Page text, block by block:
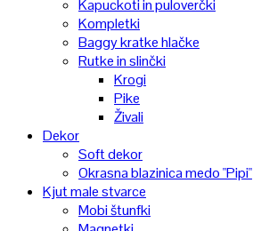
Kapuckoti in puloverčki
Kompletki
Baggy kratke hlačke
Rutke in slinčki
Krogi
Pike
Živali
Dekor
Soft dekor
Okrasna blazinica medo "Pipi"
Kjut male stvarce
Mobi štunfki